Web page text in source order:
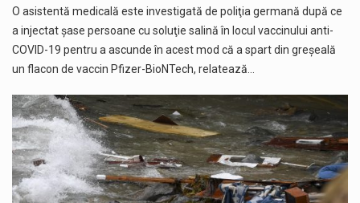
O asistentă medicală este investigată de poliţia germană după ce
a injectat şase persoane cu soluţie salină în locul vaccinului anti-
COVID-19 pentru a ascunde în acest mod că a spart din greşeală
un flacon de vaccin Pfizer-BioNTech, relatează…